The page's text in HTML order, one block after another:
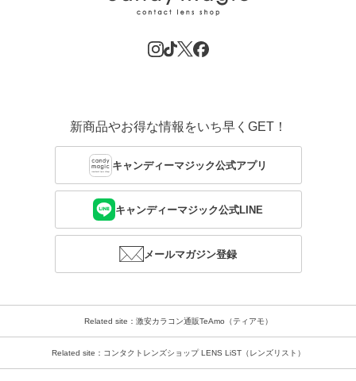
新商品やお得な情報をいち早くGET！
キャンディーマジック公式アプリ
キャンディーマジック公式LINE
メールマガジン登録
Related site：激安カラコン通販TeAmo（ティアモ）
Related site：コンタクトレンズショップ LENS LiST（レンズリスト）